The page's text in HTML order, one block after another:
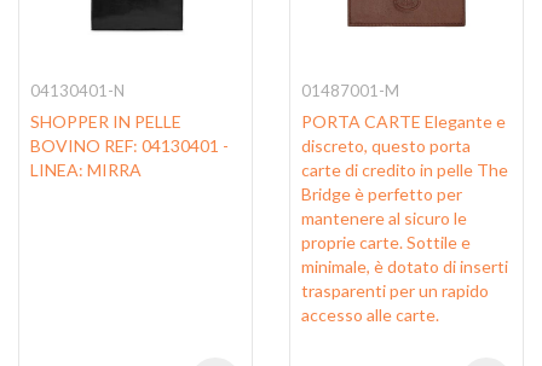
04130401-N
SHOPPER IN PELLE
BOVINO REF: 04130401 -
LINEA: MIRRA
01487001-M
PORTA CARTE Elegante e
discreto, questo porta
carte di credito in pelle The
Bridge è perfetto per
mantenere al sicuro le
proprie carte. Sottile e
minimale, è dotato di inserti
trasparenti per un rapido
accesso alle carte.